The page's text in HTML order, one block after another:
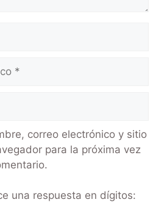
correo electrónico y sitio
para la próxima vez
una respuesta en dígitos: